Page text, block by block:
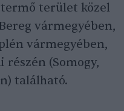
terület közel
vármegyében,
vármegyében,
részén (Somogy,
található.